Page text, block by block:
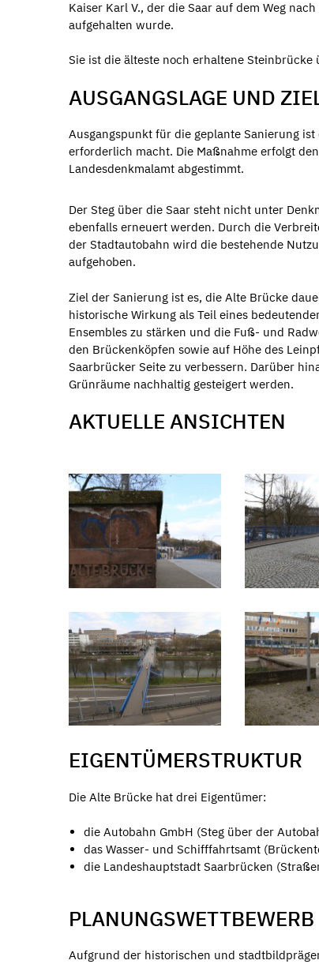
Kaiser Karl V., der die Saar auf dem Weg
aufgehalten wurde.
Sie ist die älteste noch erhaltene
AUSGANGSLAGE UND
Ausgangspunkt für die geplante Sanierung
erforderlich macht. Die Maßnahme erfolgt
Landesdenkmalamt abgestimmt.
Der Steg über die Saar steht nicht unter
ebenfalls erneuert werden. Durch die
der Stadtautobahn wird die bestehende
aufgehoben.
Ziel der Sanierung ist es, die Alte Brücke
historische Wirkung als Teil eines
Ensembles zu stärken und die Fuß- und
den Brückenköpfen sowie auf Höhe des
Saarbrücker Seite zu verbessern. Darüber
Grünräume nachhaltig gesteigert werden.
AKTUELLE ANSICHTEN
EIGENTÜMERSTRUKTUR
Die Alte Brücke hat drei Eigentümer:
die Autobahn GmbH (Steg über der
das Wasser- und Schifffahrtsamt
die Landeshauptstadt Saarbrücken
PLANUNGSWETTBEWERB
Aufgrund der historischen und